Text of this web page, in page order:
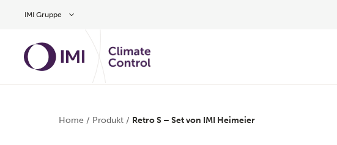
IMI Gruppe
Home / Produkt / Retro S – Set von IMI Heimeier